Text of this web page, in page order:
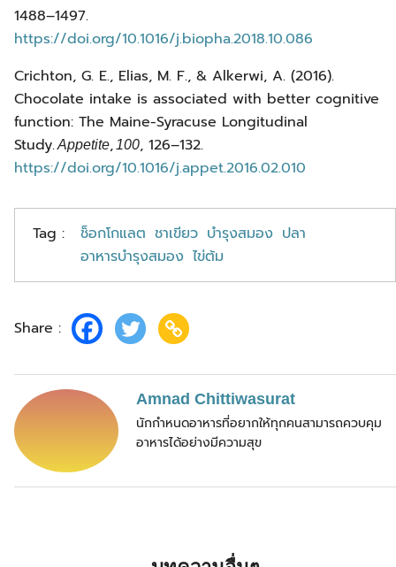
1488–1497.
https://doi.org/10.1016/j.biopha.2018.10.086
Crichton, G. E., Elias, M. F., & Alkerwi, A. (2016).
Chocolate intake is associated with better cognitive
function: The Maine-Syracuse Longitudinal
Study.Appetite, 100, 126–132.
https://doi.org/10.1016/j.appet.2016.02.010
Tag : ช็อกโกแลต ชาเขียว บำรุงสมอง ปลา
อาหารบำรุงสมอง ไข่ต้ม
Share :
Amnad Chittiwasurat
นักกำหนดอาหารที่อยากให้ทุกคนสามารถควบคุม
อาหารได้อย่างมีความสุข